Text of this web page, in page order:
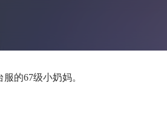
的67级小奶妈。